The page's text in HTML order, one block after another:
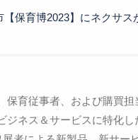
保育博2023】にネクサス
育従事者、および購買担
ネス＆サービスに特化